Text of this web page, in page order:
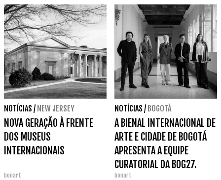
NOTÍCIAS / NEW JERSEY
NOVA GERAÇÃO À FRENTE
DOS MUSEUS
INTERNACIONAIS
bonart
NOTÍCIAS / BOGOTÀ
A BIENAL INTERNACIONAL DE
ARTE E CIDADE DE BOGOTÁ
APRESENTA A EQUIPE
CURATORIAL DA BOG27.
bonart